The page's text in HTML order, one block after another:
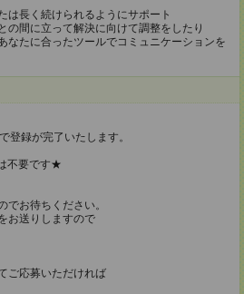
は長く続けられるようにサポート
の間に立って解決に向けて調整をしたり
たに合ったツールでコミュニケーションを
登録が完了いたします。
不要です★
でお待ちください。
お送りしますので
ご応募いただければ